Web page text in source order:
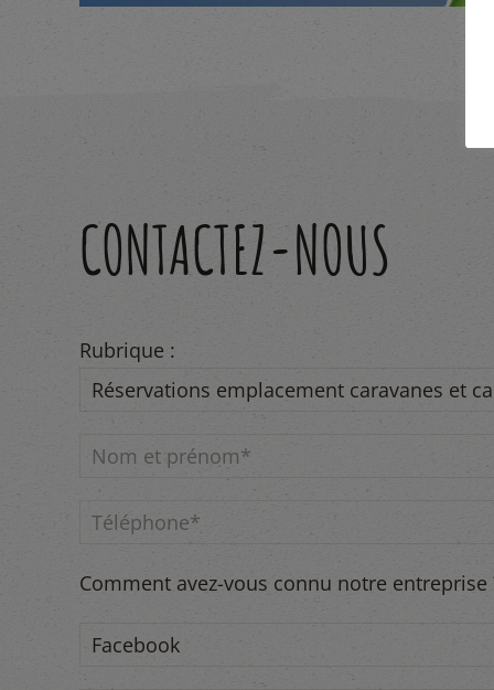
CONTACTEZ-NOUS
Rubrique :
Comment avez-vous connu notre entreprise